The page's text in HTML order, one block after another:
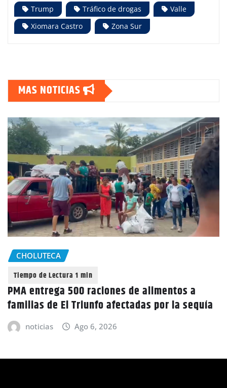
Trump
Tráfico de drogas
Valle
Xiomara Castro
Zona Sur
MAS NOTICIAS
CHOLUTECA
PMA entrega 500 raciones de alimentos a
familias de El Triunfo afectadas por la sequía
noticias Ago 6, 2026